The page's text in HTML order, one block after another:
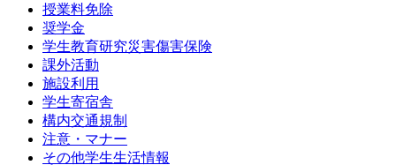
授業料免除
奨学金
学生教育研究災害傷害保険
課外活動
施設利用
学生寄宿舎
構内交通規制
注意・マナー
その他学生生活情報